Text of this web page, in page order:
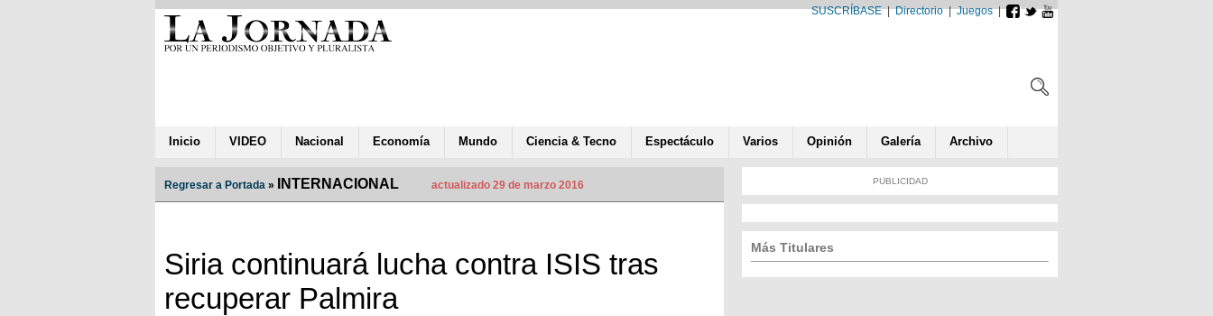
SUSCRÍBASE|Directorio|Juegos|
Inicio VIDEO Nacional Economía Mundo Ciencia & Tecno Espectáculo Varios Opinión Galería Archivo
Regresar a Portada » INTERNACIONAL actualizado 29 de marzo 2016
Siria continuará lucha contra ISIS tras
recuperar Palmira
PUBLICIDAD
Más Titulares